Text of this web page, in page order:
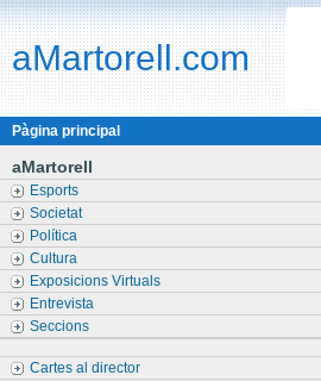
aMartorell.com
Pàgina principal
aMartorell
Esports
Societat
Política
Cultura
Exposicions Virtuals
Entrevista
Seccions
Cartes al director